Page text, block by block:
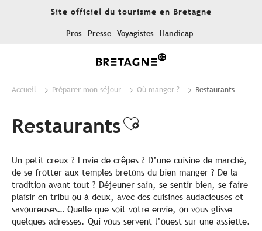
Site officiel du tourisme en Bretagne
Pros Presse Voyagistes Handicap
Accueil Préparer mon séjour Où manger ? Restaurants
RestaurantsAjouter aux
Un petit creux ? Envie de crêpes ? D’une cuisine de marché,
de se frotter aux temples bretons du bien manger ? De la
tradition avant tout ? Déjeuner sain, se sentir bien, se faire
plaisir en tribu ou à deux, avec des cuisines audacieuses et
savoureuses… Quelle que soit votre envie, on vous glisse
quelques adresses. Qui vous servent l’ouest sur une assiette.